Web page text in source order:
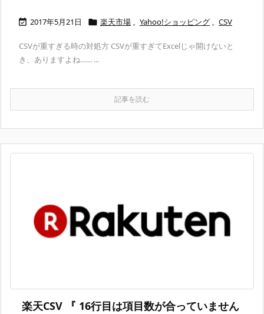
 2017年5月21日  楽天市場 , Yahoo!ショッピング , CSV
CSVが重すぎる時の対処方 CSVが重すぎてExcelじゃ開けないと
き、ありますよね…… ...
記事を読む
楽天CSV 『 16行目は項目数が合っていません